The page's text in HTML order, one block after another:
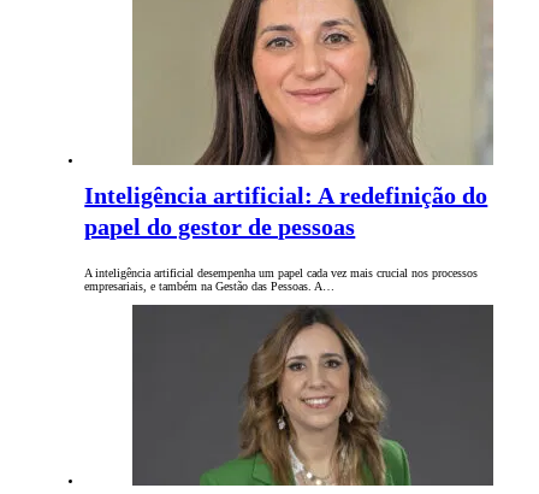
Inteligência artificial: A redefinição do
papel do gestor de pessoas
A inteligência artificial desempenha um papel cada vez mais crucial nos processos
empresariais, e também na Gestão das Pessoas. A…